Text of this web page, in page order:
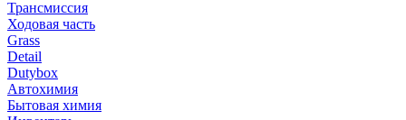
Трансмиссия
Ходовая часть
Grass
Detail
Dutybox
Автохимия
Бытовая химия